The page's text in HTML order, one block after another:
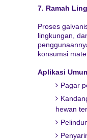
7. Ramah
Proses
lingkungan,
konsumsi
Aplikasi
Pagar
hewan